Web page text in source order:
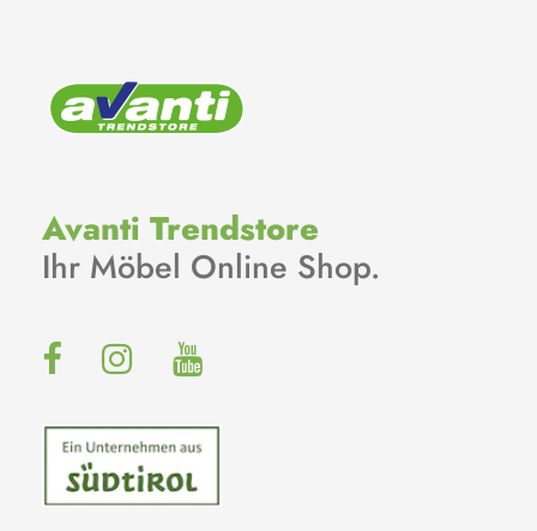
Avanti Trendstore
Ihr Möbel Online Shop.